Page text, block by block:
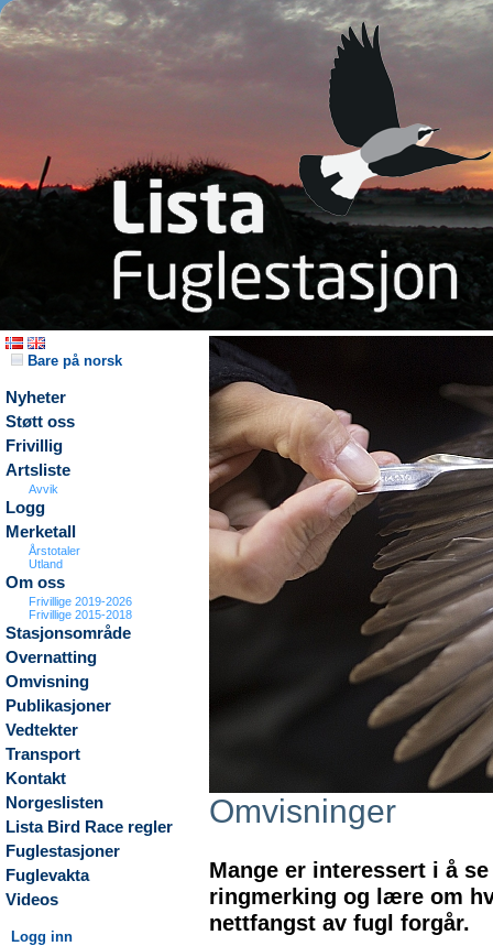
Bare på norsk
Nyheter
Støtt oss
Frivillig
Artsliste
Avvik
Logg
Merketall
Årstotaler
Utland
Om oss
Frivillige 2019-2026
Frivillige 2015-2018
Stasjonsområde
Overnatting
Omvisning
Publikasjoner
Vedtekter
Transport
Kontakt
Norgeslisten
Lista Bird Race regler
Fuglestasjoner
Fuglevakta
Videos
Logg inn
Omvisninger
Mange er interessert i å se
ringmerking og lære om
nettfangst av fugl forgår.